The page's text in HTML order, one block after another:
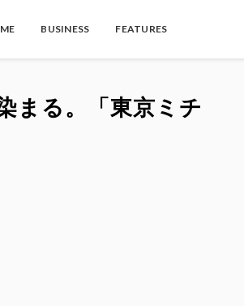
BUSINESS FEATURES
まる。「東京ミチ